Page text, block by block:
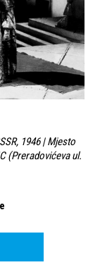
1946 | Mjesto
(Preradovićeva ul.